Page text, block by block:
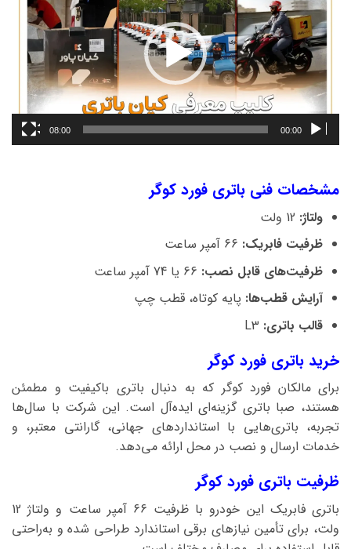
00:00
08:00
مشخصات فنی باتری فورد کوگر
ولتاژ:
ظرفیت فابریک:
ظرفیت‌های قابل نصب:
آرایش قطب‌ها: پایه کوتاه، قطب چپ
قالب باتری:
خرید باتری فورد کوگر
برای مالکان فورد کوگر که به دنبال باتری باکیفیت و مطمئن
هستند، صبا باتری گزینه‌ای ایده‌آل است. این شرکت با سال‌ها
تجربه، باتری‌هایی با استانداردهای جهانی، گارانتی معتبر، و
خدمات ارسال و نصب در محل ارائه می‌دهد.
ظرفیت باتری فورد کوگر
باتری فابریک این خودرو با ظرفیت 66 آمپر ساعت و ولتاژ 12
ولت، برای تأمین نیازهای برقی استاندارد طراحی شده و به‌راحتی